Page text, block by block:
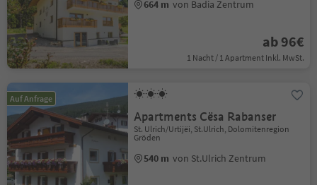
664 m von Badia Zentrum
ab 96€
1 Nacht / 1 Apartment Inkl. MwSt.
Auf Anfrage
Apartments Cësa Rabanser
St. Ulrich/Urtijëi, St.Ulrich, Dolomitenregion
Gröden
540 m von St.Ulrich Zentrum